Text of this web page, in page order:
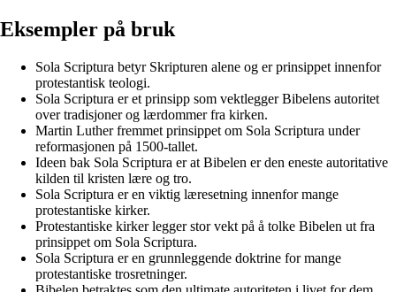
Eksempler på bruk
Sola Scriptura betyr Skripturen alene og er prinsippet innenfor
protestantisk teologi.
Sola Scriptura er et prinsipp som vektlegger Bibelens autoritet
over tradisjoner og lærdommer fra kirken.
Martin Luther fremmet prinsippet om Sola Scriptura under
reformasjonen på 1500-tallet.
Ideen bak Sola Scriptura er at Bibelen er den eneste autoritative
kilden til kristen lære og tro.
Sola Scriptura er en viktig læresetning innenfor mange
protestantiske kirker.
Protestantiske kirker legger stor vekt på å tolke Bibelen ut fra
prinsippet om Sola Scriptura.
Sola Scriptura er en grunnleggende doktrine for mange
protestantiske trosretninger.